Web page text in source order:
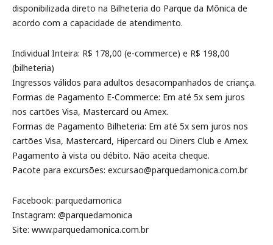
disponibilizada direto na Bilheteria do Parque da Mônica de
acordo com a capacidade de atendimento.
Individual Inteira: R$ 178,00 (e-commerce) e R$ 198,00
(bilheteria)
Ingressos válidos para adultos desacompanhados de criança.
Formas de Pagamento E-Commerce: Em até 5x sem juros
nos cartões Visa, Mastercard ou Amex.
Formas de Pagamento Bilheteria: Em até 5x sem juros nos
cartões Visa, Mastercard, Hipercard ou Diners Club e Amex.
Pagamento à vista ou débito. Não aceita cheque.
Pacote para excursões: excursao@parquedamonica.com.br
Facebook: parquedamonica
Instagram: @parquedamonica
Site: www.parquedamonica.com.br